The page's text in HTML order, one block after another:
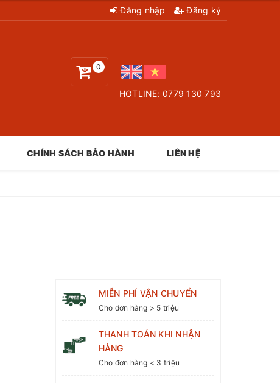
Đăng nhập Đăng ký
0
HOTLINE: 0779 130 793
CHÍNH SÁCH BẢO HÀNH LIÊN HỆ
MIỄN PHÍ VẬN CHUYỂN
Cho đơn hàng > 5 triệu
THANH TOÁN KHI NHẬN
HÀNG
Cho đơn hàng < 3 triệu